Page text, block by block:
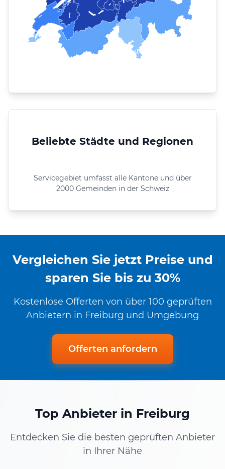
Beliebte Städte und Regionen
Servicegebiet umfasst alle Kantone und über
2000 Gemeinden in der Schweiz
Vergleichen Sie jetzt Preise und
sparen Sie bis zu 30%
Kostenlose Offerten von über 100 geprüften
Anbietern in Freiburg und Umgebung
Offerten anfordern
Top Anbieter in Freiburg
Entdecken Sie die besten geprüften Anbieter
in Ihrer Nähe